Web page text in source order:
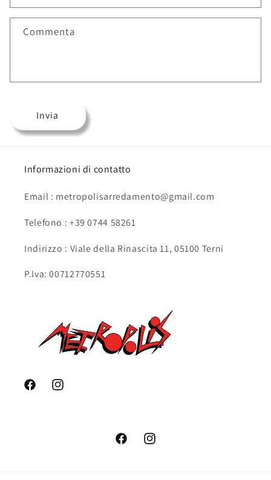
Commenta
Invia
Informazioni di contatto
Email : metropolisarredamento@gmail.com
Telefono : +39 0744 58261
Indirizzo : Viale della Rinascita 11, 05100 Terni
P.Iva: 00712770551
FacebookInstagram
FacebookInstagram